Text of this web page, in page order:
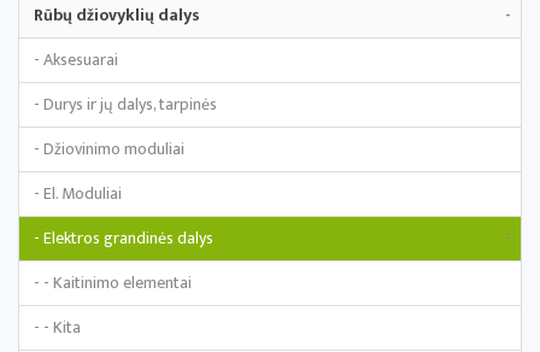
Rūbų džiovyklių dalys
-
- Aksesuarai
- Durys ir jų dalys, tarpinės
- Džiovinimo moduliai
- El. Moduliai
- Elektros grandinės dalys
-
- - Kaitinimo elementai
- - Kita